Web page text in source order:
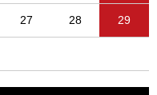
27 28 29